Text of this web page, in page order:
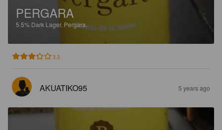
PERGARA
5.5% Dark Lager. Pergara.
3.3
AKUATIKO95 5 years ago